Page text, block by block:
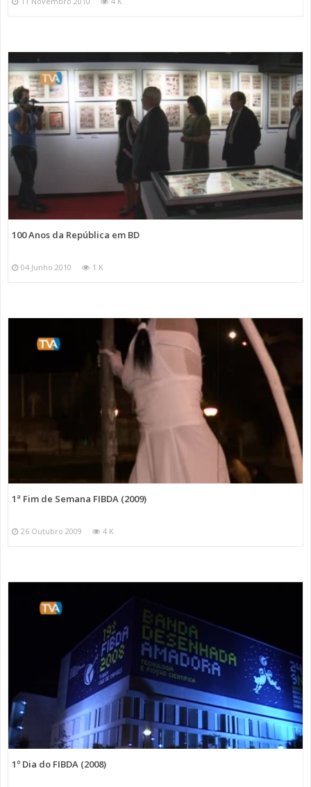
100 Anos da República em BD
04 Junho 2010 1 K
1ª Fim de Semana FIBDA (2009)
26 Outubro 2009 4 K
1º Dia do FIBDA (2008)